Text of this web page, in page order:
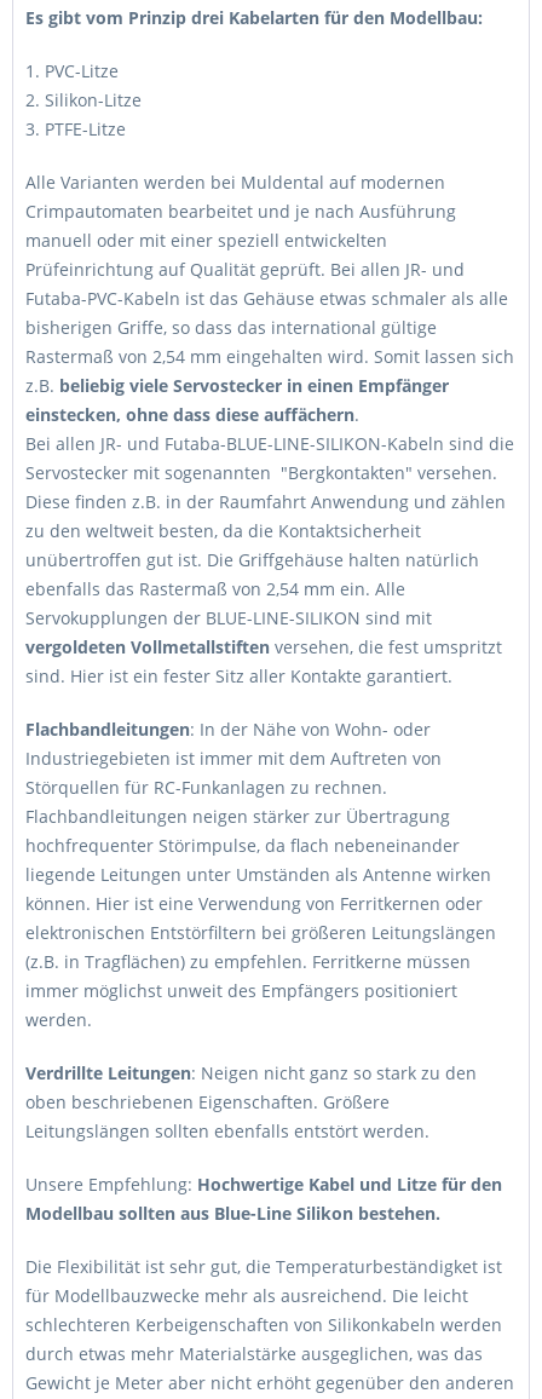
Es gibt vom Prinzip drei Kabelarten für den Modellbau:
1. PVC-Litze
2. Silikon-Litze
3. PTFE-Litze
Alle Varianten werden bei Muldental auf modernen
Crimpautomaten bearbeitet und je nach Ausführung
manuell oder mit einer speziell entwickelten
Prüfeinrichtung auf Qualität geprüft. Bei allen JR- und
Futaba-PVC-Kabeln ist das Gehäuse etwas schmaler als alle
bisherigen Griffe, so dass das international gültige
Rastermaß von 2,54 mm eingehalten wird. Somit lassen sich
z.B. beliebig viele Servostecker in einen Empfänger
einstecken, ohne dass diese auffächern.
Bei allen JR- und Futaba-BLUE-LINE-SILIKON-Kabeln sind die
Servostecker mit sogenannten "Bergkontakten" versehen.
Diese finden z.B. in der Raumfahrt Anwendung und zählen
zu den weltweit besten, da die Kontaktsicherheit
unübertroffen gut ist. Die Griffgehäuse halten natürlich
ebenfalls das Rastermaß von 2,54 mm ein. Alle
Servokupplungen der BLUE-LINE-SILIKON sind mit
vergoldeten Vollmetallstiften versehen, die fest umspritzt
sind. Hier ist ein fester Sitz aller Kontakte garantiert.
Flachbandleitungen: In der Nähe von Wohn- oder
Industriegebieten ist immer mit dem Auftreten von
Störquellen für RC-Funkanlagen zu rechnen.
Flachbandleitungen neigen stärker zur Übertragung
hochfrequenter Störimpulse, da flach nebeneinander
liegende Leitungen unter Umständen als Antenne wirken
können. Hier ist eine Verwendung von Ferritkernen oder
elektronischen Entstörfiltern bei größeren Leitungslängen
(z.B. in Tragflächen) zu empfehlen. Ferritkerne müssen
immer möglichst unweit des Empfängers positioniert
werden.
Verdrillte Leitungen: Neigen nicht ganz so stark zu den
oben beschriebenen Eigenschaften. Größere
Leitungslängen sollten ebenfalls entstört werden.
Unsere Empfehlung: Hochwertige Kabel und Litze für den
Modellbau sollten aus Blue-Line Silikon bestehen.
Die Flexibilität ist sehr gut, die Temperaturbeständigket ist
für Modellbauzwecke mehr als ausreichend. Die leicht
schlechteren Kerbeigenschaften von Silikonkabeln werden
durch etwas mehr Materialstärke ausgeglichen, was das
Gewicht je Meter aber nicht erhöht gegenüber den anderen